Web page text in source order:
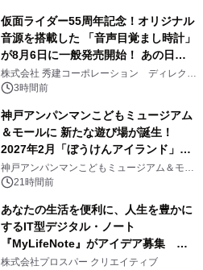
仮面ライダー55周年記念！オリジナル
音源を搭載した 「音声目覚まし時計」
が8月6日に一般発売開始！ あの日の
大興奮が今甦る
株式会社 秀建コーポレーション ディレクト
アートギャラリー
3時間前
神戸アンパンマンこどもミュージアム
＆モールに 新たな遊び場が誕生！
2027年2月「ぼうけんアイランド」が
オープン
神戸アンパンマンこどもミュージアム＆モー
ル 21時間前
あなたの生活を便利に、人生を豊かに
するIT型デジタル・ノート
『MyLifeNote』がアイデア募集 優
秀賞100名に1年間無償試用
株式会社プロスパー クリエイティブ